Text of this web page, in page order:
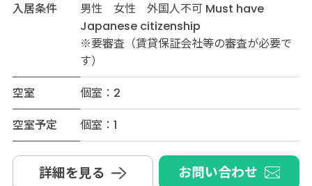
入居条件
男性 女性 外国人不可 Must have
Japanese citizenship
※要審査（賃貸保証会社等の審査が必要で
す）
空室
個室：2
空室予定
個室：1
詳細を見る お問い合わせ